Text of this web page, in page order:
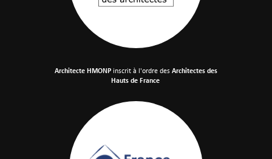
Architecte HMONPinscrit à l'ordre desArchitectes des
Hauts de France